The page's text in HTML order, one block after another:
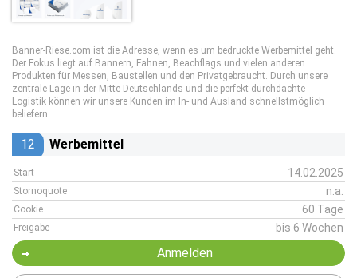
Banner-Riese.com ist die Adresse, wenn es um bedruckte Werbemittel geht.
Der Fokus liegt auf Bannern, Fahnen, Beachflags und vielen anderen
Produkten für Messen, Baustellen und den Privatgebraucht. Durch unsere
zentrale Lage in der Mitte Deutschlands und die perfekt durchdachte
Logistik können wir unsere Kunden im In- und Ausland schnellstmöglich
beliefern.
12 Werbemittel
Start 14.02.2025
Stornoquote n.a.
Cookie 60 Tage
Freigabe bis 6 Wochen
Anmelden